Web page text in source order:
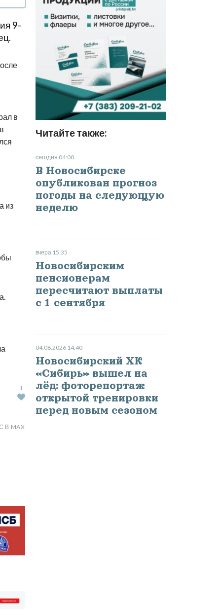
9-
в
из
1
В MAX
Читайте также:
сегодня 04:00
В Новосибирске
опубликован прогноз
погоды на следующую
неделю
вчера 15:35
Новосибирским
пенсионерам
пересчитают выплаты
с 1 сентября
04.08.2026 14:40
Новосибирский ХК
«Сибирь» вышел на
лёд: фоторепортаж
открытой тренировки
перед новым сезоном